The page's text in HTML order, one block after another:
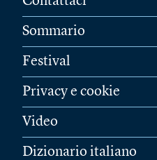
Sommario
Festival
Privacy e cookie
Video
Dizionario italiano